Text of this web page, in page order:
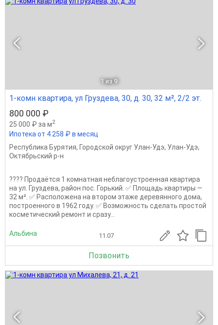
1 из 9
1-комн квартира, ул Груздева, 30, д. 30, 32 м², 2/2 эт.
800 000 ₽
25 000 ₽ за м2
Ипотека от 4 258 ₽ в месяц
Республика Бурятия, Городской округ Улан-Удэ, Улан-Удэ,
Октябрьский р-н
???? Продаётся 1 комнатная неблагоустроенная квартира
на ул. Груздева, район пос. Горький. ✅ Площадь квартиры —
32 м². ✅ Расположена на втором этаже деревянного дома,
построенного в 1962 году. ✅ Возможность сделать простой
косметический ремонт и сразу...
Альбина 11.07
Позвонить